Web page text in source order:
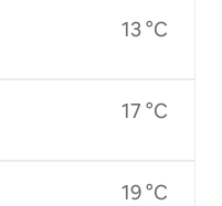
13 °C
17 °C
19 °C